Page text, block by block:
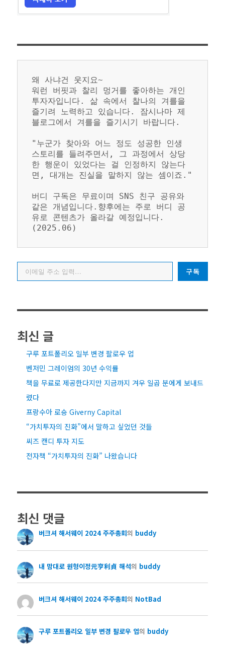
왜 사냐건 웃지요~
워런 버핏과 찰리 멍거를 좋아하는 개인
투자자입니다. 삶 속에서 찰나의 겨를을
즐기려 노력하고 있습니다. 잠시나마 제
블로그에서 겨를을 즐기시기 바랍니다.
"누군가 찾아와 어느 정도 성공한 인생
스토리를 들려주면서, 그 과정에서 상당
한 행운이 있었다는 걸 인정하지 않는다
면, 대개는 진실을 말하지 않는 셈이죠."
버디 구독은 무료이며 SNS 친구 공유와
같은 개념입니다.향후에는 주로 버디 공
유로 콘텐츠가 올라갈 예정입니다.
(2025.06)
이메일 주소 입력…
구독
최신 글
구루 포트폴리오 일부 변경 팔로우 업
벤저민 그레이엄의 30년 수익률
책을 무료로 제공한다지만 지금까지 겨우 일곱 분에게 보내드
렸다
프랑수아 로숑 Giverny Capital
“가치투자의 진화”에서 말하고 싶었던 것들
씨즈 캔디 투자 지도
전자책 “가치투자의 진화” 나왔습니다
최신 댓글
버크셔 해서웨이 2024 주주총회의 buddy
내 맘대로 원형이정元亨利貞 해석의 buddy
버크셔 해서웨이 2024 주주총회의 NotBad
구루 포트폴리오 일부 변경 팔로우 업의 buddy